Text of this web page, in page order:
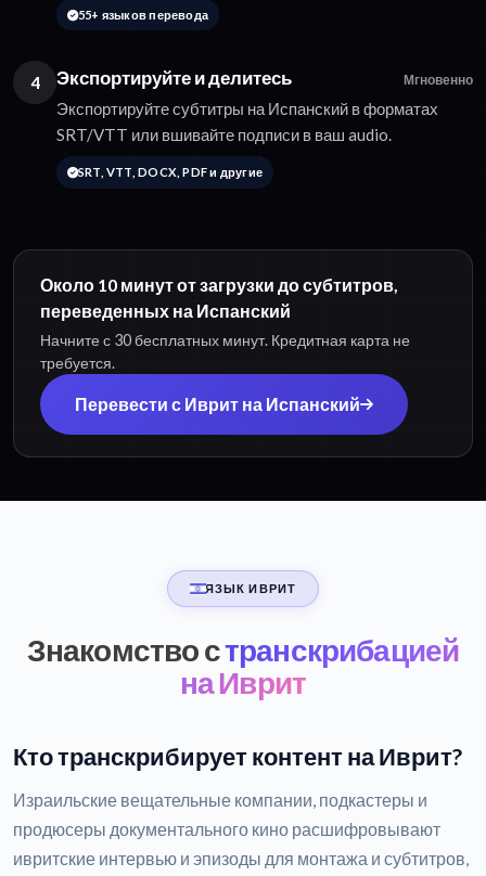
55+ языков перевода
4 Экспортируйте и делитесь Мгновенно
Экспортируйте субтитры на Испанский в форматах
SRT/VTT или вшивайте подписи в ваш audio.
SRT, VTT, DOCX, PDF и другие
Около 10 минут от загрузки до субтитров,
переведенных на Испанский
Начните с 30 бесплатных минут. Кредитная карта не
требуется.
Перевести с Иврит на Испанский
ЯЗЫК ИВРИТ
Знакомство странскрибацией
на Иврит
Кто транскрибирует контент на Иврит?
Израильские вещательные компании, подкастеры и
продюсеры документального кино расшифровывают
ивритские интервью и эпизоды для монтажа и субтитров,